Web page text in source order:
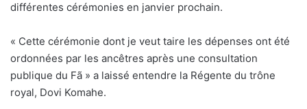
différentes cérémonies en janvier prochain.
« Cette cérémonie dont je veut taire les dépenses ont été
ordonnées par les ancêtres après une consultation
publique du Fã » a laissé entendre la Régente du trône
royal, Dovi Komahe.